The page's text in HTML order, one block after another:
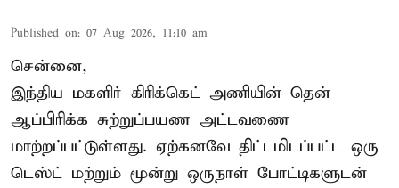
Published on: 07 Aug 2026, 11:10 am
சென்னை,
இந்திய மகளிர் கிரிக்கெட் அணியின் தென்
ஆப்பிரிக்க சுற்றுப்பயண அட்டவணை
மாற்றப்பட்டுள்ளது. ஏற்கனவே திட்டமிடப்பட்ட ஒரு
டெஸ்ட் மற்றும் மூன்று ஒருநாள் போட்டிகளுடன்